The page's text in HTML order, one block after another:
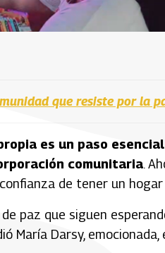
que resiste por la
es un paso
comunitaria.
confianza de tener un
paz que siguen
María Darsy, emocionada,